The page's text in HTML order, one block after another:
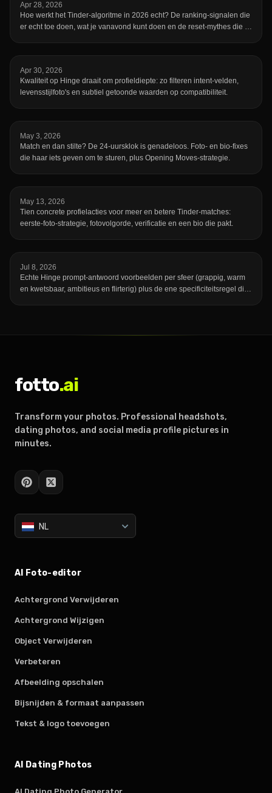
Apr 28, 2026
Hoe werkt het Tinder-algoritme in 2026 echt? De ranking-signalen die
er echt toe doen, wat je vanavond kunt doen en de reset-mythes die je
Apr 30, 2026
Kwaliteit op Hinge draait om profieldiepte: zo filteren intent-velden,
levensstijlfoto's en subtiel getoonde waarden op compatibiliteit.
May 3, 2026
Match en dan stilte? De 24-uursklok is genadeloos. Foto- en bio-fixes
die haar iets geven om te sturen, plus Opening Moves-strategie.
May 13, 2026
Tien concrete profielacties voor meer en betere Tinder-matches:
eerste-foto-strategie, fotovolgorde, verificatie en een bio die pakt.
Jul 8, 2026
Echte Hinge prompt-antwoord voorbeelden per sfeer (grappig, warm
en kwetsbaar, ambitieus en flirterig) plus de ene specificiteitsregel die
fotto.ai
Transform your photos. Professional headshots,
dating photos, and social media profile pictures in
minutes.
NL
AI Foto-editor
Achtergrond Verwijderen
Achtergrond Wijzigen
Object Verwijderen
Verbeteren
Afbeelding opschalen
Bijsnijden & formaat aanpassen
Tekst & logo toevoegen
AI Dating Photos